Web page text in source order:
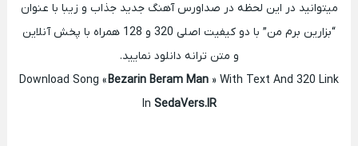
میتوانید در این لحظه در صداورس آهنگ جدید جذاب و زیبا با عنوان
“بزارین برم من” با دو کیفیت اصلی 320 و 128 همراه با پخش آنلاین
و متن ترانه دانلود نمایید.
Download Song «Bezarin Beram Man » With Text And 320 Link
In SedaVers.IR